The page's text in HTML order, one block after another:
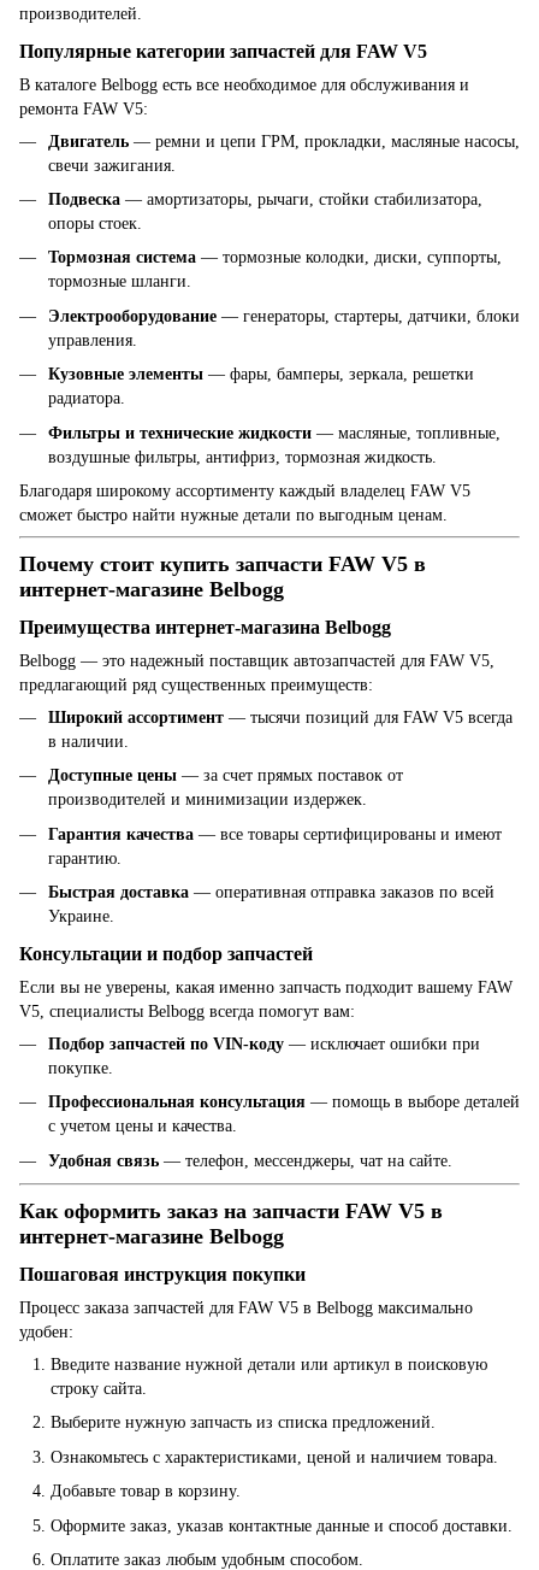
производителей.
Популярные категории запчастей для FAW V5
В каталоге Belbogg есть все необходимое для обслуживания и
ремонта FAW V5:
Двигатель — ремни и цепи ГРМ, прокладки, масляные насосы,
свечи зажигания.
Подвеска — амортизаторы, рычаги, стойки стабилизатора,
опоры стоек.
Тормозная система — тормозные колодки, диски, суппорты,
тормозные шланги.
Электрооборудование — генераторы, стартеры, датчики, блоки
управления.
Кузовные элементы — фары, бамперы, зеркала, решетки
радиатора.
Фильтры и технические жидкости — масляные, топливные,
воздушные фильтры, антифриз, тормозная жидкость.
Благодаря широкому ассортименту каждый владелец FAW V5
сможет быстро найти нужные детали по выгодным ценам.
Почему стоит купить запчасти FAW V5 в
интернет-магазине Belbogg
Преимущества интернет-магазина Belbogg
Belbogg — это надежный поставщик автозапчастей для FAW V5,
предлагающий ряд существенных преимуществ:
Широкий ассортимент — тысячи позиций для FAW V5 всегда
в наличии.
Доступные цены — за счет прямых поставок от
производителей и минимизации издержек.
Гарантия качества — все товары сертифицированы и имеют
гарантию.
Быстрая доставка — оперативная отправка заказов по всей
Украине.
Консультации и подбор запчастей
Если вы не уверены, какая именно запчасть подходит вашему FAW
V5, специалисты Belbogg всегда помогут вам:
Подбор запчастей по VIN-коду — исключает ошибки при
покупке.
Профессиональная консультация — помощь в выборе деталей
с учетом цены и качества.
Удобная связь — телефон, мессенджеры, чат на сайте.
Как оформить заказ на запчасти FAW V5 в
интернет-магазине Belbogg
Пошаговая инструкция покупки
Процесс заказа запчастей для FAW V5 в Belbogg максимально
удобен:
Введите название нужной детали или артикул в поисковую
строку сайта.
Выберите нужную запчасть из списка предложений.
Ознакомьтесь с характеристиками, ценой и наличием товара.
Добавьте товар в корзину.
Оформите заказ, указав контактные данные и способ доставки.
Оплатите заказ любым удобным способом.